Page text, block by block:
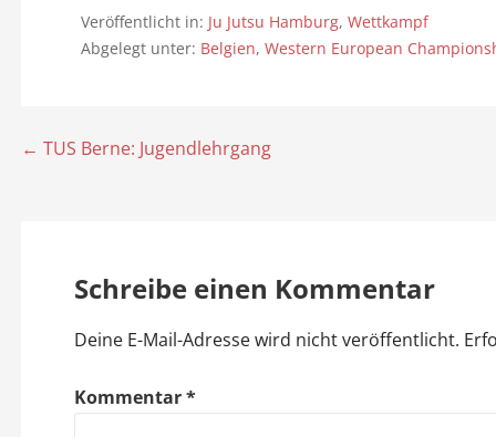
Veröffentlicht in: Ju Jutsu Hamburg, Wettkampf
Abgelegt unter: Belgien, Western European
B
← TUS Berne: Jugendlehrgang
Schreibe einen Kommentar
Deine E-Mail-Adresse wird nicht veröffentlicht.
Kommentar*